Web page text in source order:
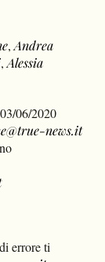
,Andrea
,Alessia
06/2020
news.it
errore ti